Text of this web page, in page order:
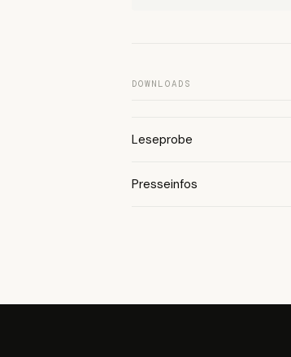
DOWNLOADS
Leseprobe
Presseinfos